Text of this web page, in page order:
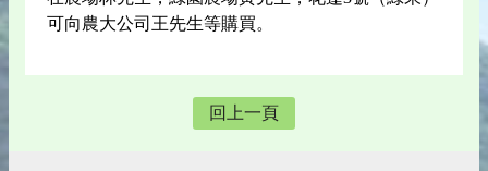
可向農大公司王先生等購買。
回上一頁